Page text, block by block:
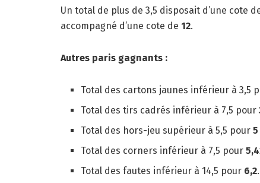
Un total de plus de 3,5 disposait d’une cote
accompagné d’une cote de 12.
Autres paris gagnants :
Total des cartons jaunes inférieur à 3,5
Total des tirs cadrés inférieur à 7,5 pour
Total des hors-jeu supérieur à 5,5 pour5
Total des corners inférieur à 7,5 pour
Total des fautes inférieur à 14,5 pour 6,2.